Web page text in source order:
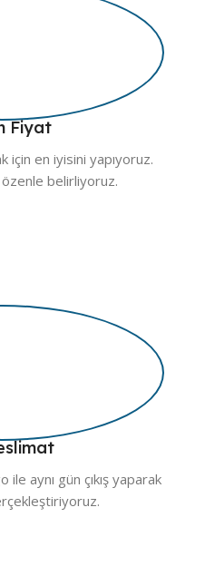
Fiyat
için en iyisini yapıyoruz.
özenle belirliyoruz.
ile aynı gün çıkış yaparak